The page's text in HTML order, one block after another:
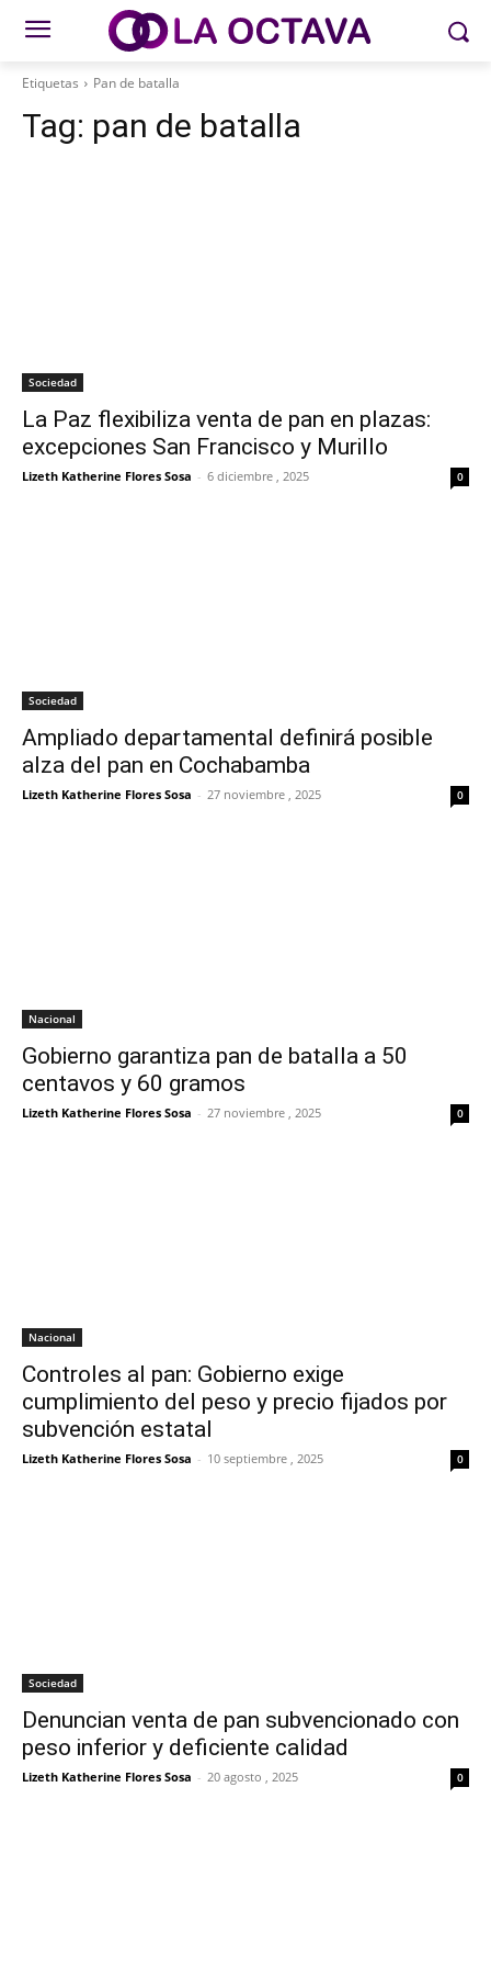
Etiquetas Pan de batalla
Tag: pan de batalla
Sociedad
La Paz flexibiliza venta de pan en plazas:
excepciones San Francisco y Murillo
Lizeth Katherine Flores Sosa - 6 diciembre , 2025 0
Sociedad
Ampliado departamental definirá posible
alza del pan en Cochabamba
Lizeth Katherine Flores Sosa - 27 noviembre , 2025 0
Nacional
Gobierno garantiza pan de batalla a 50
centavos y 60 gramos
Lizeth Katherine Flores Sosa - 27 noviembre , 2025 0
Nacional
Controles al pan: Gobierno exige
cumplimiento del peso y precio fijados por
subvención estatal
Lizeth Katherine Flores Sosa - 10 septiembre , 2025 0
Sociedad
Denuncian venta de pan subvencionado con
peso inferior y deficiente calidad
Lizeth Katherine Flores Sosa - 20 agosto , 2025 0